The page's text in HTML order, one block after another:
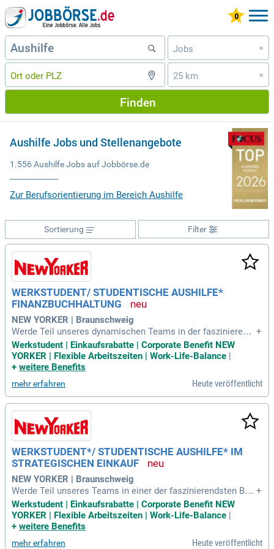
Jobs »
25 km »
Finden
Aushilfe Jobs und Stellenangebote
1.556 Aushilfe Jobs auf Jobbörse.de
Zur Berufsorientierung im Bereich Aushilfe
Filter
Sortierung
WERKSTUDENT/ STUDENTISCHE AUSHILFE*
FINANZBUCHHALTUNG
NEW YORKER | Braunschweig
Werde Teil unseres dynamischen Teams in der faszinierend
en Finanzbranche! Als Unterstützung in der Finanzbuchhaltu
ng übernimmst du vielseitige Aufgaben wie die Kontierung,
Buchung und Pflege von Konten. Du bist eingeschriebener W
wesen und bestenfalls Erfahrung mit ERP-Software wie Axa
pta. Starke Excel-Kenntnisse und Teamfähigkeit sind ebenfa
lls gefragt. Wenn du nicht alle Anforderungen erfüllst, ist da
s kein Hindernis – wir wachsen gemeinsam! Bewirb dich jet
zt und starte deine Karriere in einem unterstützenden Umfel
d!
+
Werkstudent | Einkaufsrabatte | Corporate Benefit NEW
YORKER | Flexible Arbeitszeiten | Work-Life-Balance |
+ weitere Benefits
mehr erfahren Heute veröffentlicht
WERKSTUDENT*/ STUDENTISCHE AUSHILFE* IM
STRATEGISCHEN EINKAUF
NEW YORKER | Braunschweig
Werde Teil unseres Teams in einer der faszinierendsten Bra
nchen und bringe dein Know-how ein! Als Unterstützer im st
rategischen Einkauf übernimmst du administrative und orga
nisatorische Tätigkeiten. Du pflegst Stammdaten, arbeitest
ungen mit und verfolgst Lieferantenanfragen. Das solltest d
+
Werkstudent | Einkaufsrabatte | Corporate Benefit NEW
YORKER | Flexible Arbeitszeiten | Work-Life-Balance
+ weitere Benefits
mehr erfahren Heute veröffentlicht